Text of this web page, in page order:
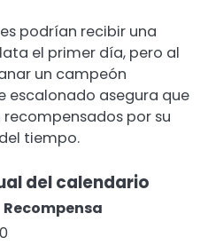
podrían recibir una
el primer día, pero al
un campeón
escalonado asegura que
por su
tiempo.
del calendario
Recompensa